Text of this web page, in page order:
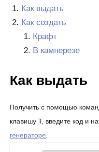
Как выдать
Как создать
Крафт
В камнерезе
Как выдать
Получить с помощью
клавишу T, введите код и
генераторе.